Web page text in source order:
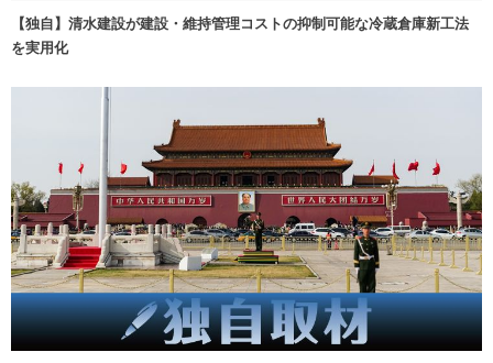
【独自】清水建設が建設・維持管理コストの抑制可能な冷蔵倉庫新工法
を実用化